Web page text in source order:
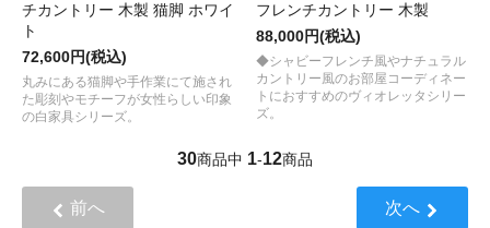
チカントリー 木製 猫脚 ホワイ
ト
72,600円(税込)
丸みにある猫脚や手作業にて施され
た彫刻やモチーフが女性らしい印象
の白家具シリーズ。
フレンチカントリー 木製
88,000円(税込)
◆シャビーフレンチ風やナチュラル
カントリー風のお部屋コーディネー
トにおすすめのヴィオレッタシリー
ズ。
30商品中 1-12商品
前へ 次へ